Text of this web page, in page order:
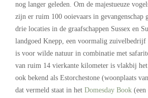
nog langer geleden. Om de majestueuze
zijn er ruim 100 ooievaars in gevangenschap
drie locaties in de graafschappen Sussex en
landgoed Knepp, een voormalig
is voor wilde natuur in combinatie met
van ruim 14 vierkante kilometer is vlakbij
ook bekend als Estorchestone (woonplaats
dat vermeld staat in het Domesday Book